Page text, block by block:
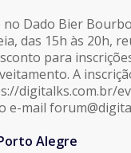
Dado Bier
das 15h às 20h,
para
A
digitalks.com.br/
e-mail
Porto Alegre